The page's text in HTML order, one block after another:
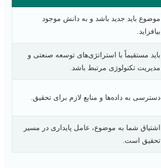
موضوع باید جدید باشد و به دانش موجود
بیافزاید.
باید مستقیماً با استراتژی‌های توسعه صنعتی و
مدیریت تکنولوژی مرتبط باشد.
دسترسی به داده‌ها و منابع لازم برای تحقیق.
اشتیاق شما به موضوع، عامل پایداری در مسیر
تحقیق است.